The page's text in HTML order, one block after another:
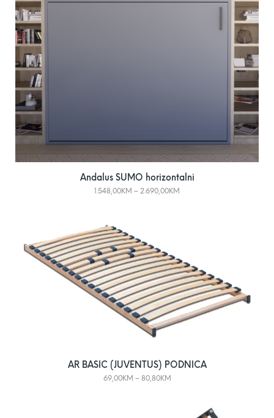
Andalus SUMO horizontalni
1.548,00KM – 2.690,00KM
AR BASIC (JUVENTUS) PODNICA
69,00KM – 80,80KM